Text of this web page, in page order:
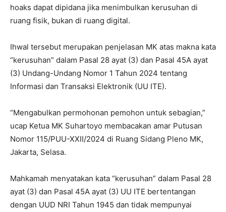
hoaks dapat dipidana jika menimbulkan kerusuhan di
ruang fisik, bukan di ruang digital.
Ihwal tersebut merupakan penjelasan MK atas makna kata
“kerusuhan” dalam Pasal 28 ayat (3) dan Pasal 45A ayat
(3) Undang-Undang Nomor 1 Tahun 2024 tentang
Informasi dan Transaksi Elektronik (UU ITE).
“Mengabulkan permohonan pemohon untuk sebagian,”
ucap Ketua MK Suhartoyo membacakan amar Putusan
Nomor 115/PUU-XXII/2024 di Ruang Sidang Pleno MK,
Jakarta, Selasa.
Mahkamah menyatakan kata “kerusuhan” dalam Pasal 28
ayat (3) dan Pasal 45A ayat (3) UU ITE bertentangan
dengan UUD NRI Tahun 1945 dan tidak mempunyai